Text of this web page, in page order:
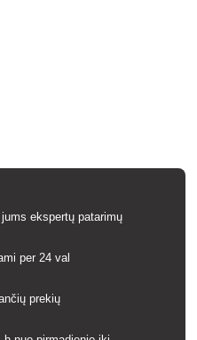
ekspertų patarimų
per 24 val
prekių